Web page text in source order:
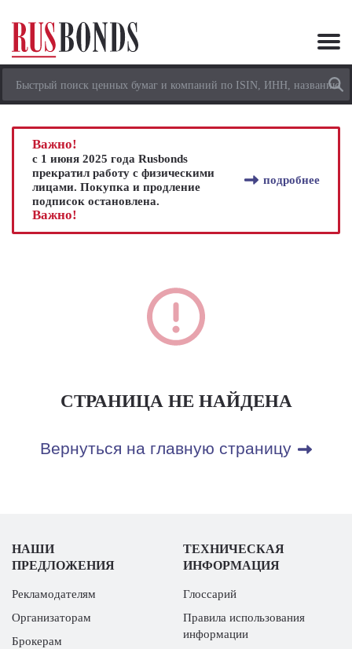
Важно!
с 1 июня 2025 года Rusbonds
прекратил работу с физическими
лицами. Покупка и продление
подписок остановлена.
подробнее
Важно!
СТРАНИЦА НЕ НАЙДЕНА
Вернуться на главную страницу
НАШИ
ПРЕДЛОЖЕНИЯ
Рекламодателям
Организаторам
Брокерам
ТЕХНИЧЕСКАЯ
ИНФОРМАЦИЯ
Глоссарий
Правила использования
информации